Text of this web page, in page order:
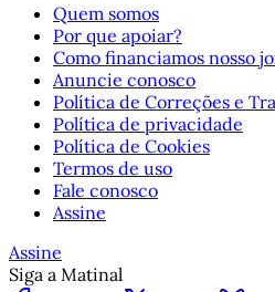
Quem somos
Por que apoiar?
Como financiamos nosso
Anuncie conosco
Política de Correções e
Política de privacidade
Política de Cookies
Termos de uso
Fale conosco
Assine
Assine
Siga a Matinal